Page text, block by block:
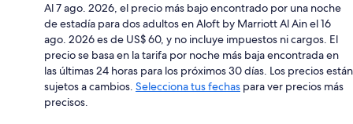
Al 7 ago. 2026, el precio más bajo encontrado por una noche
de estadía para dos adultos en Aloft by Marriott Al Ain el 16
ago. 2026 es de US$ 60, y no incluye impuestos ni cargos. El
precio se basa en la tarifa por noche más baja encontrada en
las últimas 24 horas para los próximos 30 días. Los precios están
sujetos a cambios. Selecciona tus fechas para ver precios más
precisos.